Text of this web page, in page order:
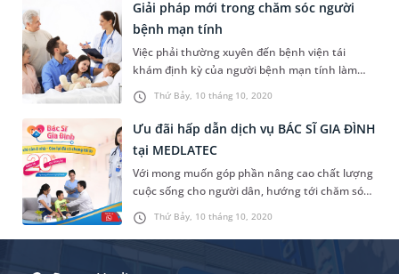
Thứ Bảy, 10 tháng 10, 2020
Giải pháp mới trong chăm sóc người
bệnh mạn tính
Việc phải thường xuyên đến bệnh viện tái
khám định kỳ của người bệnh mạn tính làm
ảnh hưởng không nhỏ đến chất lượng cuộc
sống cũng như tinh thần của người bệnh.
Khám bác sĩ gia đình là giải pháp giúp người
bệnh mạn tính sống chung với bệnh một cách
hài hòa, thoải mái hơn rất nhiều.
Thứ Bảy, 10 tháng 10, 2020
Ưu đãi hấp dẫn dịch vụ BÁC SĨ GIA ĐÌNH
tại MEDLATEC
Với mong muốn góp phần nâng cao chất lượng
cuộc sống cho người dân, hướng tới chăm sóc
sức khỏe toàn diện cho mọi gia đình, từ nay tới
hết 31/12/2020, Bệnh viện MEDLATEC giảm tới
20% phí dịch vụ bác sĩ gia đình, áp dụng cho tất